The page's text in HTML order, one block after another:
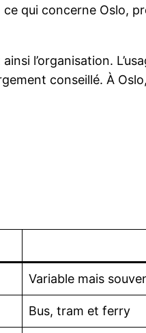
qui concerne Oslo,
l’organisation.
conseillé. À
Variable mais
Bus, tram et ferry